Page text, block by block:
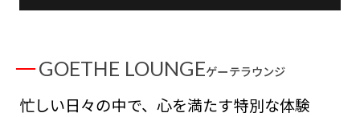
GOETHE LOUNGEゲーテラウンジ
忙しい日々の中で、心を満たす特別な体験